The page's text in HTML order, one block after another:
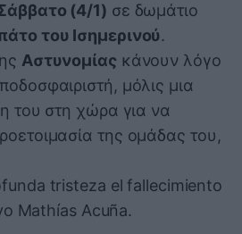
(4/1) σε δωμάτιο
του Ισημερινού.
Αστυνομίας κάνουν λόγο
μόλις μια
του στη χώρα για να
της ομάδας του,
tristeza el fallecimiento
Mathías Acuña.